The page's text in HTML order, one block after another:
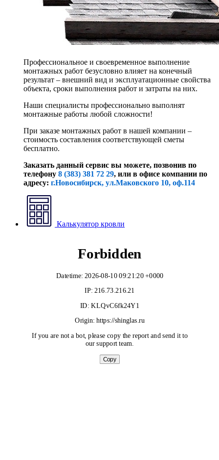
Профессиональное и своевременное выполнение
монтажных работ безусловно влияет на конечный
результат – внешний вид и эксплуатационные свойства
объекта, сроки выполнения работ и затраты на них.
Наши специалисты профессионально выполнят
монтажные работы любой сложности!
При заказе монтажных работ в нашей компании –
стоимость составления соответствующей сметы
бесплатно.
Заказать данный сервис вы можете, позвонив по
телефону 8 (383) 381 72 29, или в офисе компании по
адресу: г.Новосибирск, ул.Маковского 10, оф.114
Калькулятор кровли